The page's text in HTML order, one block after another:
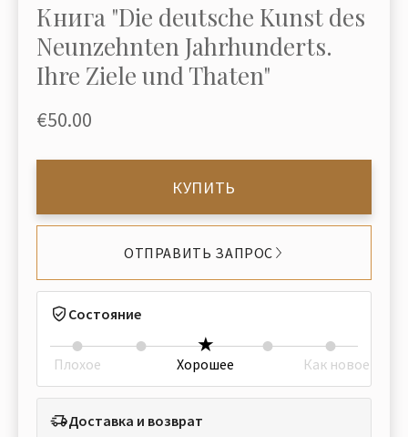
Книга "Die deutsche Kunst des
Neunzehnten Jahrhunderts.
Ihre Ziele und Thaten"
€50.00
КУПИТЬ
ОТПРАВИТЬ ЗАПРОС
Состояние
Плохое Хорошее Как новое
Доставка и возврат